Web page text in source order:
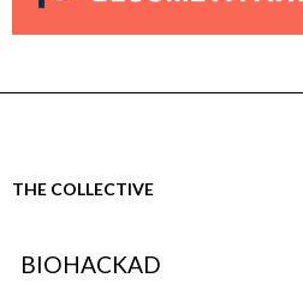
THE COLLECTIVE
BIOHACKAD